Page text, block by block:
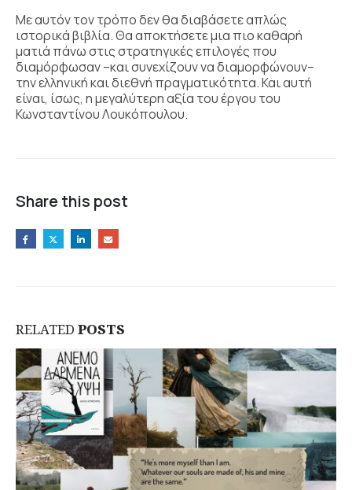
Με αυτόν τον τρόπο δεν θα διαβάσετε απλώς
ιστορικά βιβλία. Θα αποκτήσετε μια πιο καθαρή
ματιά πάνω στις στρατηγικές επιλογές που
διαμόρφωσαν –και συνεχίζουν να διαμορφώνουν–
την ελληνική και διεθνή πραγματικότητα. Και αυτή
είναι, ίσως, η μεγαλύτερη αξία του έργου του
Κωνσταντίνου Λουκόπουλου.
Share this post
RELATED POSTS